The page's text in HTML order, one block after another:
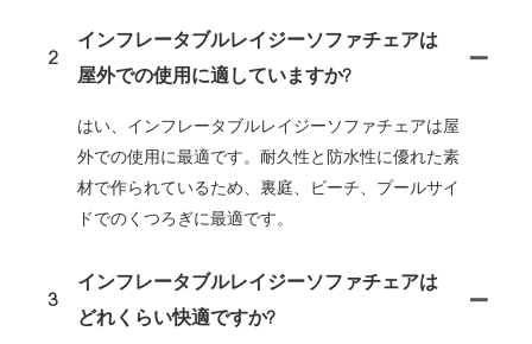
2
インフレータブルレイジーソファチェアは
屋外での使用に適していますか?
はい、インフレータブルレイジーソファチェアは屋
外での使用に最適です。耐久性と防水性に優れた素
材で作られているため、裏庭、ビーチ、プールサイ
ドでのくつろぎに最適です。
3
インフレータブルレイジーソファチェアは
どれくらい快適ですか?